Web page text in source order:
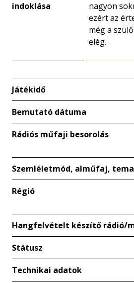
indoklása
nagyon
ezért az
még a
elég.
Játékidő
Bemutató dátuma
Rádiós műfaji besorolás
Szemléletmód, alműfaj,
Régió
Hangfelvételt készítő rádió/
Státusz
Technikai adatok